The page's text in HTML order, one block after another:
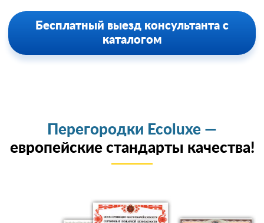
Бесплатный выезд консультанта с
каталогом
Перегородки Ecoluxe —
европейские стандарты качества!